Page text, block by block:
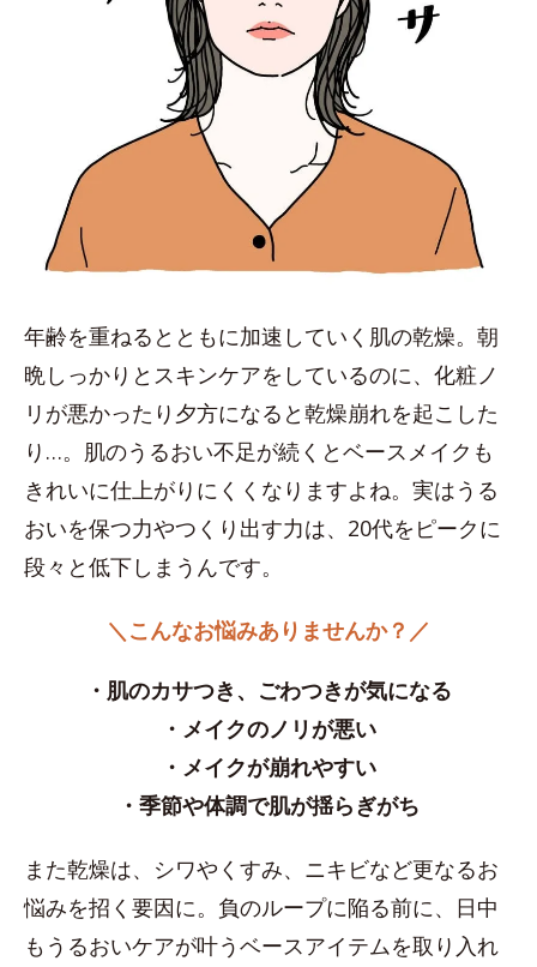
年齢を重ねるとともに加速していく肌の乾燥。朝
晩しっかりとスキンケアをしているのに、化粧ノ
リが悪かったり夕方になると乾燥崩れを起こした
り…。肌のうるおい不足が続くとベースメイクも
きれいに仕上がりにくくなりますよね。実はうる
おいを保つ力やつくり出す力は、20代をピークに
段々と低下しまうんです。
＼こんなお悩みありませんか？／
・肌のカサつき、ごわつきが気になる
・メイクのノリが悪い
・メイクが崩れやすい
・季節や体調で肌が揺らぎがち
また乾燥は、シワやくすみ、ニキビなど更なるお
悩みを招く要因に。負のループに陥る前に、日中
もうるおいケアが叶うベースアイテムを取り入れ